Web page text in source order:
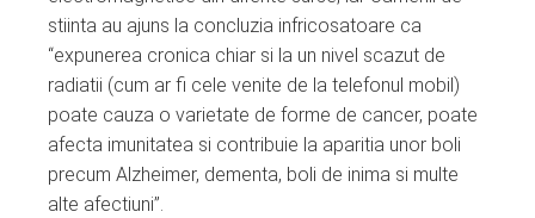
stiinta au ajuns la concluzia infricosatoare ca
“expunerea cronica chiar si la un nivel scazut de
radiatii (cum ar fi cele venite de la telefonul mobil)
poate cauza o varietate de forme de cancer, poate
afecta imunitatea si contribuie la aparitia unor boli
precum Alzheimer, dementa, boli de inima si multe
alte afectiuni”.